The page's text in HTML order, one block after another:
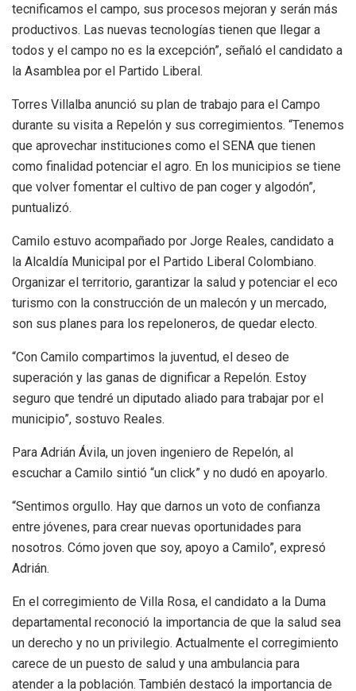
tecnificamos el campo, sus procesos mejoran y serán más
productivos. Las nuevas tecnologías tienen que llegar a
todos y el campo no es la excepción”, señaló el candidato a
la Asamblea por el Partido Liberal.
Torres Villalba anunció su plan de trabajo para el Campo
durante su visita a Repelón y sus corregimientos. “Tenemos
que aprovechar instituciones como el SENA que tienen
como finalidad potenciar el agro. En los municipios se tiene
que volver fomentar el cultivo de pan coger y algodón”,
puntualizó.
Camilo estuvo acompañado por Jorge Reales, candidato a
la Alcaldía Municipal por el Partido Liberal Colombiano.
Organizar el territorio, garantizar la salud y potenciar el eco
turismo con la construcción de un malecón y un mercado,
son sus planes para los repeloneros, de quedar electo.
“Con Camilo compartimos la juventud, el deseo de
superación y las ganas de dignificar a Repelón. Estoy
seguro que tendré un diputado aliado para trabajar por el
municipio”, sostuvo Reales.
Para Adrián Ávila, un joven ingeniero de Repelón, al
escuchar a Camilo sintió “un click” y no dudó en apoyarlo.
“Sentimos orgullo. Hay que darnos un voto de confianza
entre jóvenes, para crear nuevas oportunidades para
nosotros. Cómo joven que soy, apoyo a Camilo”, expresó
Adrián.
En el corregimiento de Villa Rosa, el candidato a la Duma
departamental reconoció la importancia de que la salud sea
un derecho y no un privilegio. Actualmente el corregimiento
carece de un puesto de salud y una ambulancia para
atender a la población. También destacó la importancia de